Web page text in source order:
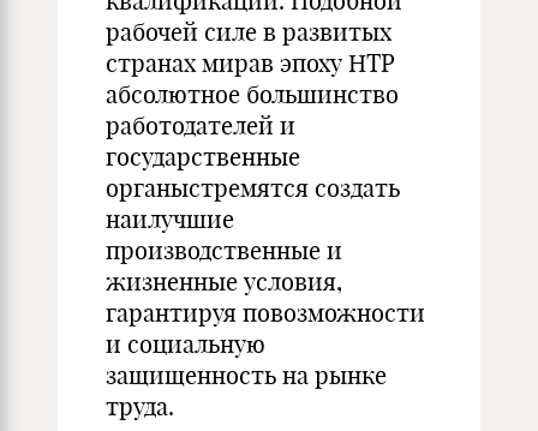
рабочей силе в развитых
странах мирав эпоху НТР
абсолютное большинство
работодателей и
государственные
органыстремятся создать
наилучшие
производственные и
жизненные условия,
гарантируя повозможности
и социальную
защищенность на рынке
труда.